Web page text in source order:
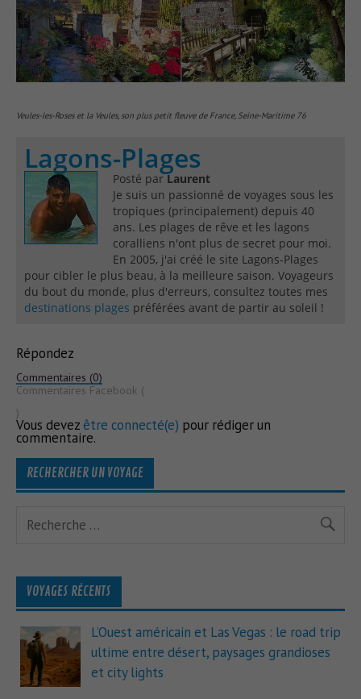
Veules-les-Roses et la Veules, son plus petit fleuve de France, Seine-Maritime 76
Lagons-Plages
Posté parLaurent
Je suis un passionné de voyages sous les
tropiques (principalement) depuis 40
ans. Les plages de rêve et les lagons
coralliens n'ont plus de secret pour moi.
En 2005, j'ai créé le site Lagons-Plages
pour cibler le plus beau, à la meilleure saison. Voyageurs
du bout du monde, plus d'erreurs, consultez toutes mes
destinations plages préférées avant de partir au soleil !
Répondez
Commentaires (0)
Commentaires Facebook (
)
Vous devezêtre connecté(e) pour rédiger un
commentaire.
RECHERCHER UN VOYAGE
VOYAGES RÉCENTS
L’Ouest américain et Las Vegas : le road trip
ultime entre désert, paysages grandioses
et city lights